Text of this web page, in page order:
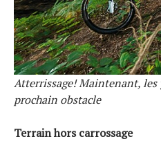
Atterrissage! Maintenant, les
prochain obstacle
Terrain hors carrossage